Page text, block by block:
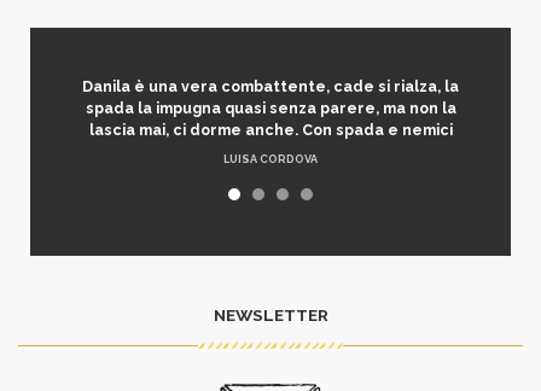
Danila è una vera combattente, cade si rialza, la
spada la impugna quasi senza parere, ma non la
lascia mai, ci dorme anche. Con spada e nemici
LUISA CORDOVA
NEWSLETTER